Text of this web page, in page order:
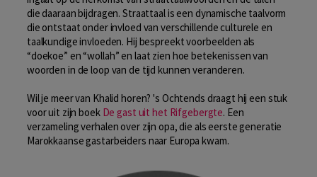
die daaraan bijdragen. Straattaal is een dynamische taalvorm
die ontstaat onder invloed van verschillende culturele en
taalkundige invloeden. Hij bespreekt voorbeelden als
“doekoe” en “wollah” en laat zien hoe betekenissen van
woorden in de loop van de tijd kunnen veranderen.
Wil je meer van Khalid horen? 's Ochtends draagt hij een stuk
voor uit zijn boek De gast uit het Rifgebergte. Een
verzameling verhalen over zijn opa, die als eerste generatie
Marokkaanse gastarbeiders naar Europa kwam.